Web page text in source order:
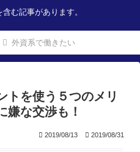
む記事があります。
外資系で働きたい
トを使う５つのメリ
嫌な交渉も！
2019/08/13 2019/08/31